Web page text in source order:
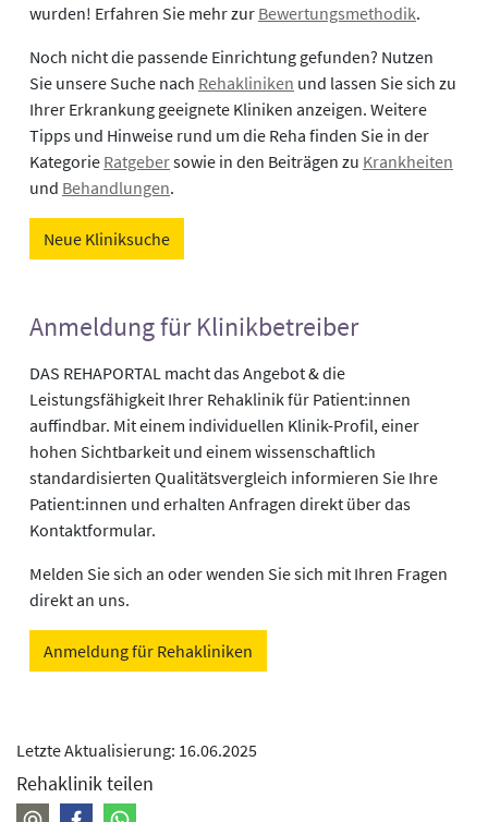
wurden! Erfahren Sie mehr zur Bewertungsmethodik.
Noch nicht die passende Einrichtung gefunden? Nutzen
Sie unsere Suche nach Rehakliniken und lassen Sie sich zu
Ihrer Erkrankung geeignete Kliniken anzeigen. Weitere
Tipps und Hinweise rund um die Reha finden Sie in der
Kategorie Ratgebersowie in den Beiträgen zu Krankheiten
und Behandlungen.
Neue Kliniksuche
Anmeldung für Klinikbetreiber
DAS REHAPORTAL macht das Angebot & die
Leistungsfähigkeit Ihrer Rehaklinik für Patient:innen
auffindbar. Mit einem individuellen Klinik-Profil, einer
hohen Sichtbarkeit und einem wissenschaftlich
standardisierten Qualitätsvergleich informieren Sie Ihre
Patient:innen und erhalten Anfragen direkt über das
Kontaktformular.
Melden Sie sich an oder wenden Sie sich mit Ihren Fragen
direkt an uns.
Anmeldung für Rehakliniken
Letzte Aktualisierung: 16.06.2025
Rehaklinik teilen